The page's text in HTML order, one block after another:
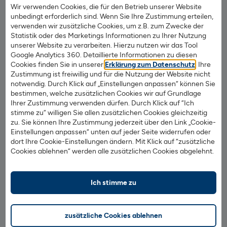
Wir verwenden Cookies, die für den Betrieb unserer Website
unbedingt erforderlich sind. Wenn Sie Ihre Zustimmung erteilen,
verwenden wir zusätzliche Cookies, um z.B. zum Zwecke der
Statistik oder des Marketings Informationen zu Ihrer Nutzung
unserer Website zu verarbeiten. Hierzu nutzen wir das Tool
Google Analytics 360. Detaillierte Informationen zu diesen
Cookies finden Sie in unserer Erklärung zum Datenschutz . Ihre
Zustimmung ist freiwillig und für die Nutzung der Website nicht
notwendig. Durch Klick auf „Einstellungen anpassen“ können Sie
bestimmen, welche zusätzlichen Cookies wir auf Grundlage
Ihrer Zustimmung verwenden dürfen. Durch Klick auf “Ich
stimme zu“ willigen Sie allen zusätzlichen Cookies gleichzeitig
zu. Sie können Ihre Zustimmung jederzeit über den Link „Cookie-
Einstellungen anpassen“ unten auf jeder Seite widerrufen oder
dort Ihre Cookie-Einstellungen ändern. Mit Klick auf “zusätzliche
Cookies ablehnen“ werden alle zusätzlichen Cookies abgelehnt.
Ich stimme zu
zusätzliche Cookies ablehnen
höher aus, als viele Sparer annehmen. Steuerliche Vorteile
in der Ansparphase werden somit teilweise oder
vollständig wieder ausgeglichen. Besonders wer neben
der Riester-Rente weitere Renteneinkommen erhält, spürt
die zusätzliche steuerliche Belastung.
Geringe Flexibilität während der
Vertragslaufzeit
Das angesparte Riester-Kapital ist grundsätzlich bis zum
Rentenbeginn gebunden. Obwohl eine vorzeitige
Kündigung möglich ist, bringt sie meist erhebliche
finanzielle Nachteile mit sich, wie etwa die Rückzahlung
Anbieterwechsel oder Vertragsänderungen können
kompliziert und kostenintensiv sein.
Eingeschränkte Vererbbarkeit